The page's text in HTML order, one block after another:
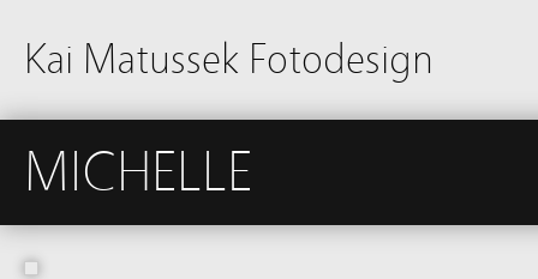
Kai Matussek Fotodesign
MICHELLE